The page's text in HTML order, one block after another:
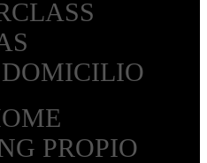
PROPIO